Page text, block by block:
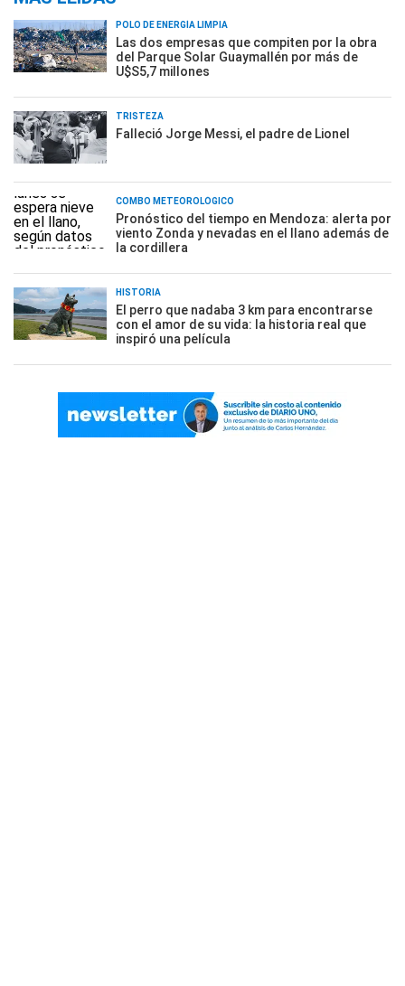
POLO DE ENERGÍA LIMPIA
Las dos empresas que compiten por la obra
del Parque Solar Guaymallén por más de
U$S5,7 millones
TRISTEZA
Falleció Jorge Messi, el padre de Lionel
COMBO METEOROLÓGICO
Pronóstico del tiempo en Mendoza: alerta por
viento Zonda y nevadas en el llano además de
la cordillera
HISTORIA
El perro que nadaba 3 km para encontrarse
con el amor de su vida: la historia real que
inspiró una película